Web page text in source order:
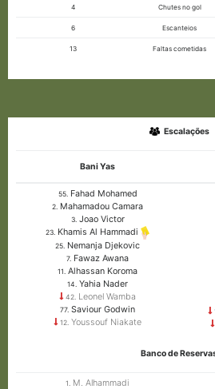
4 Chutes no gol
6 Escanteios
13 Faltas cometidas
Escalações
Bani Yas
55.Fahad Mohamed
2. Mahamadou Camara
3.Joao Victor
23. Khamis Al Hammadi
25. Nemanja Djekovic
7. Fawaz Awana
11. Alhassan Koroma
14. Yahia Nader
42. Leonel Wamba
77. Saviour Godwin
12. Youssouf Niakate
Banco de
1. M. Alhammadi